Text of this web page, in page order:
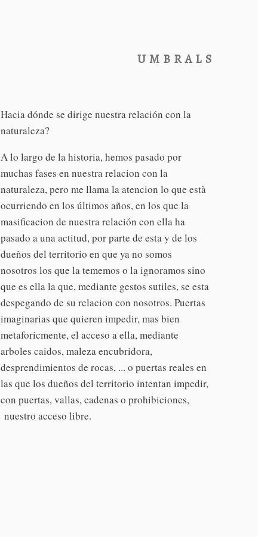
UMBRALS
Hacia dónde se dirige nuestra relación con la
naturaleza?
A lo largo de la historia, hemos pasado por
muchas fases en nuestra relacion con la
naturaleza, pero me llama la atencion lo que està
ocurriendo en los últimos años, en los que la
masificacion de nuestra relación con ella ha
pasado a una actitud, por parte de esta y de los
dueños del territorio en que ya no somos
nosotros los que la tememos o la ignoramos sino
que es ella la que, mediante gestos sutiles, se esta
despegando de su relacion con nosotros. Puertas
imaginarias que quieren impedir, mas bien
metaforicmente, el acceso a ella, mediante
arboles caidos, maleza encubridora,
desprendimientos de rocas, ... o puertas reales en
las que los dueños del territorio intentan impedir,
con puertas, vallas, cadenas o prohibiciones,
nuestro acceso libre.